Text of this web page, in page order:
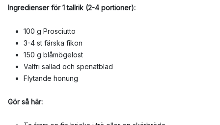
Ingredienser för 1 tallrik (2-4 portioner):
100 g Prosciutto
3-4 st färska fikon
150 g blåmögelost
Valfri sallad och spenatblad
Flytande honung
Gör så här: